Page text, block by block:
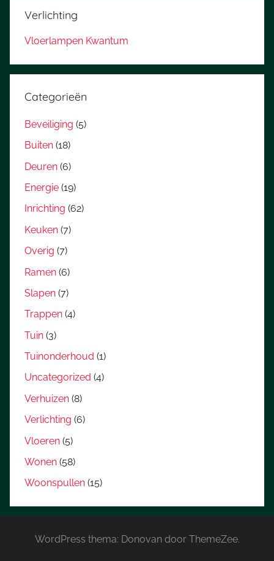
Verlichting
Vloerlampen Kwantum
Categorieën
Beveiliging (5)
Buiten (18)
Deuren (6)
Energie (19)
Inrichting (62)
Keuken (7)
Overig (7)
Ramen (6)
Slapen (7)
Trappen (4)
Tuin (3)
Tuinonderhoud (1)
Uncategorized (4)
Verhuizen (8)
Verlichting (6)
Vloeren (5)
Wonen (58)
Woonspullen (15)
WordPress thema: Donovan door ThemeZee.